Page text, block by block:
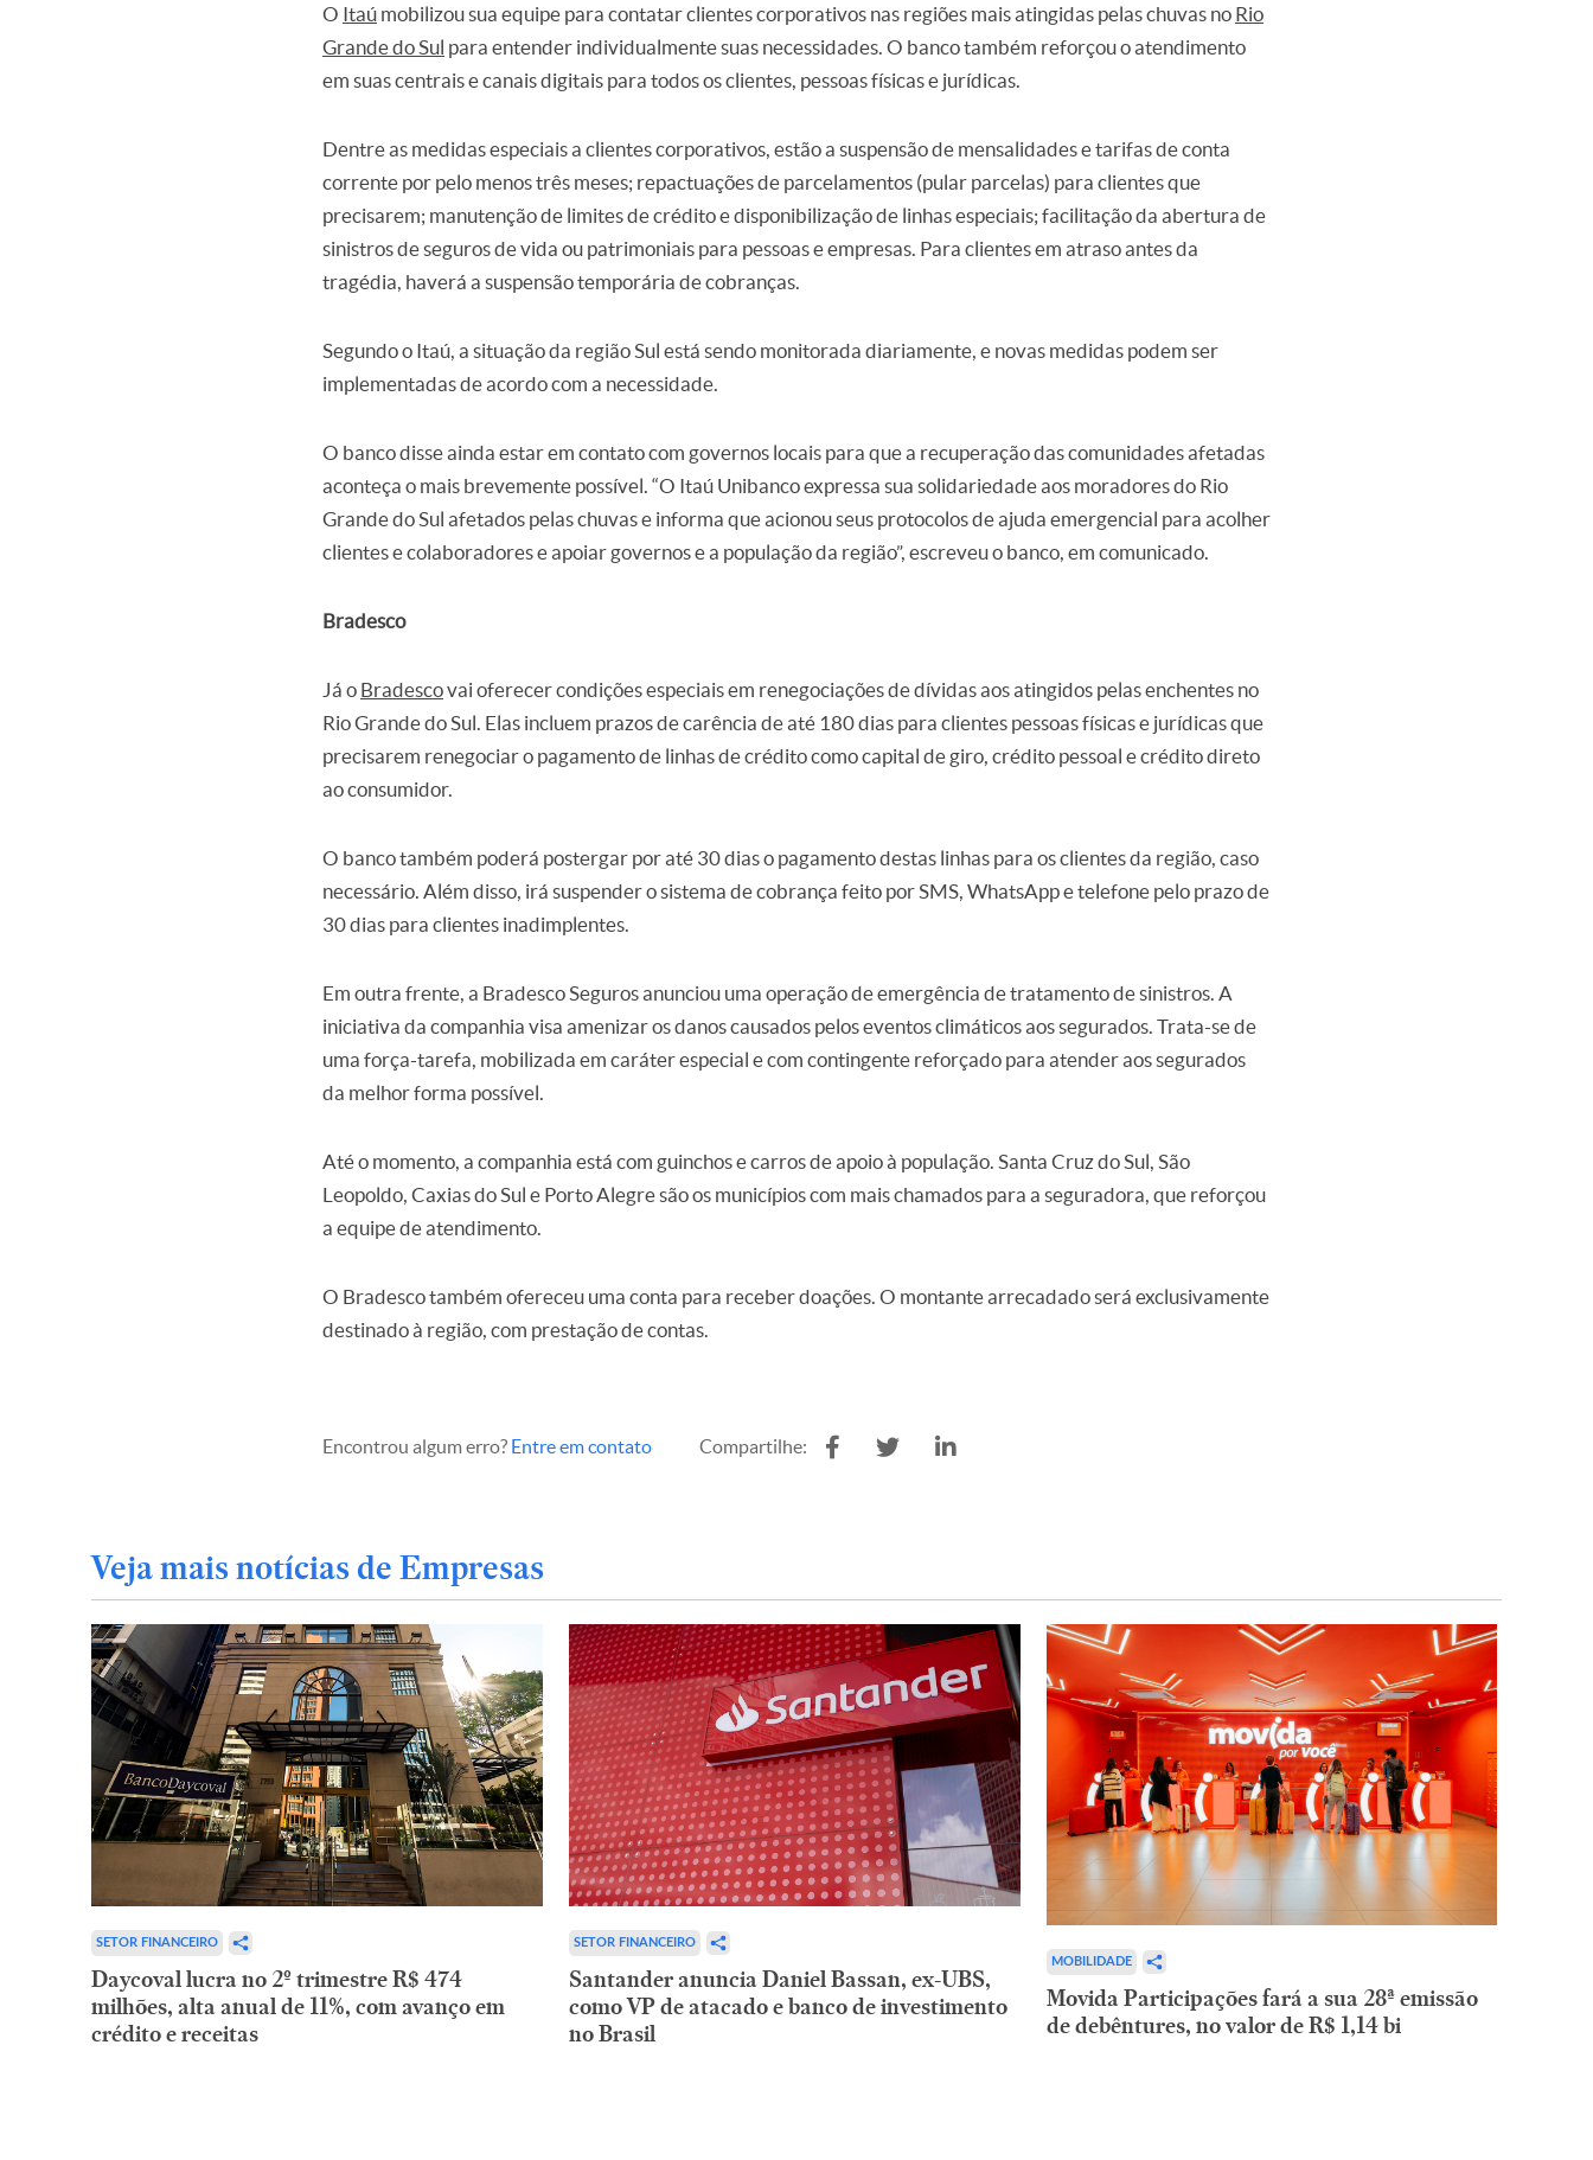
O Itaú mobilizou sua equipe para contatar clientes corporativos nas regiões mais atingidas pelas chuvas no Rio
Grande do Sul para entender individualmente suas necessidades. O banco também reforçou o atendimento
em suas centrais e canais digitais para todos os clientes, pessoas físicas e jurídicas.
Dentre as medidas especiais a clientes corporativos, estão a suspensão de mensalidades e tarifas de conta
corrente por pelo menos três meses; repactuações de parcelamentos (pular parcelas) para clientes que
precisarem; manutenção de limites de crédito e disponibilização de linhas especiais; facilitação da abertura de
sinistros de seguros de vida ou patrimoniais para pessoas e empresas. Para clientes em atraso antes da
tragédia, haverá a suspensão temporária de cobranças.
Segundo o Itaú, a situação da região Sul está sendo monitorada diariamente, e novas medidas podem ser
implementadas de acordo com a necessidade.
O banco disse ainda estar em contato com governos locais para que a recuperação das comunidades afetadas
aconteça o mais brevemente possível. “O Itaú Unibanco expressa sua solidariedade aos moradores do Rio
Grande do Sul afetados pelas chuvas e informa que acionou seus protocolos de ajuda emergencial para acolher
clientes e colaboradores e apoiar governos e a população da região”, escreveu o banco, em comunicado.
Bradesco
Já o Bradescovai oferecer condições especiais em renegociações de dívidas aos atingidos pelas enchentes no
Rio Grande do Sul. Elas incluem prazos de carência de até 180 dias para clientes pessoas físicas e jurídicas que
precisarem renegociar o pagamento de linhas de crédito como capital de giro, crédito pessoal e crédito direto
ao consumidor.
O banco também poderá postergar por até 30 dias o pagamento destas linhas para os clientes da região, caso
necessário. Além disso, irá suspender o sistema de cobrança feito por SMS, WhatsApp e telefone pelo prazo de
30 dias para clientes inadimplentes.
Em outra frente, a Bradesco Seguros anunciou uma operação de emergência de tratamento de sinistros. A
iniciativa da companhia visa amenizar os danos causados pelos eventos climáticos aos segurados. Trata-se de
uma força-tarefa, mobilizada em caráter especial e com contingente reforçado para atender aos segurados
da melhor forma possível.
Até o momento, a companhia está com guinchos e carros de apoio à população. Santa Cruz do Sul, São
Leopoldo, Caxias do Sul e Porto Alegre são os municípios com mais chamados para a seguradora, que reforçou
a equipe de atendimento.
O Bradesco também ofereceu uma conta para receber doações. O montante arrecadado será exclusivamente
destinado à região, com prestação de contas.
Encontrou algum erro? Entre em contato Compartilhe:
Veja mais notícias de Empresas
SETOR FINANCEIRO
Daycoval lucra no 2º trimestre R$ 474
milhões, alta anual de 11%, com avanço em
crédito e receitas
SETOR FINANCEIRO
Santander anuncia Daniel Bassan, ex-UBS,
como VP de atacado e banco de investimento
no Brasil
MOBILIDADE
Movida Participações fará a sua 28ª emissão
de debêntures, no valor de R$ 1,14 bi